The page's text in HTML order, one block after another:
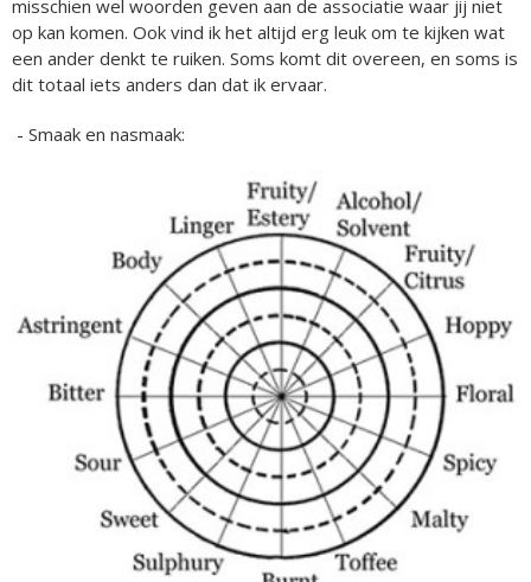
misschien wel woorden geven aan de associatie waar jij niet
op kan komen. Ook vind ik het altijd erg leuk om te kijken wat
een ander denkt te ruiken. Soms komt dit overeen, en soms is
dit totaal iets anders dan dat ik ervaar.
- Smaak en nasmaak: